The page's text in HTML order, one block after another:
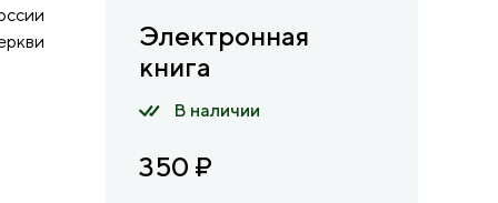
Электронная
книга
В наличии
350 ₽